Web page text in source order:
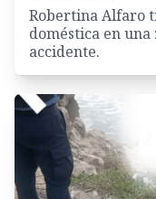
Robertina Alfaro
doméstica en
accidente.